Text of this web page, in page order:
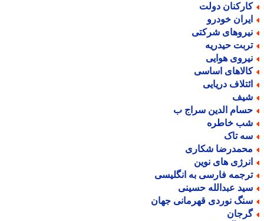
دولت
خودرو
شرکتی
حیدریه
هوایی
اساسی
دریایی
الدین سراج ب
خاطره
تاک
شکاری
های نوین
فارسی به انگلیسی
عبدالله حسینی
نوردی قهرمانی جهان